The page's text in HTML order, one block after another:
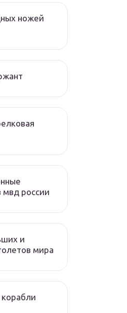
ножей
мвд россии
и
мира